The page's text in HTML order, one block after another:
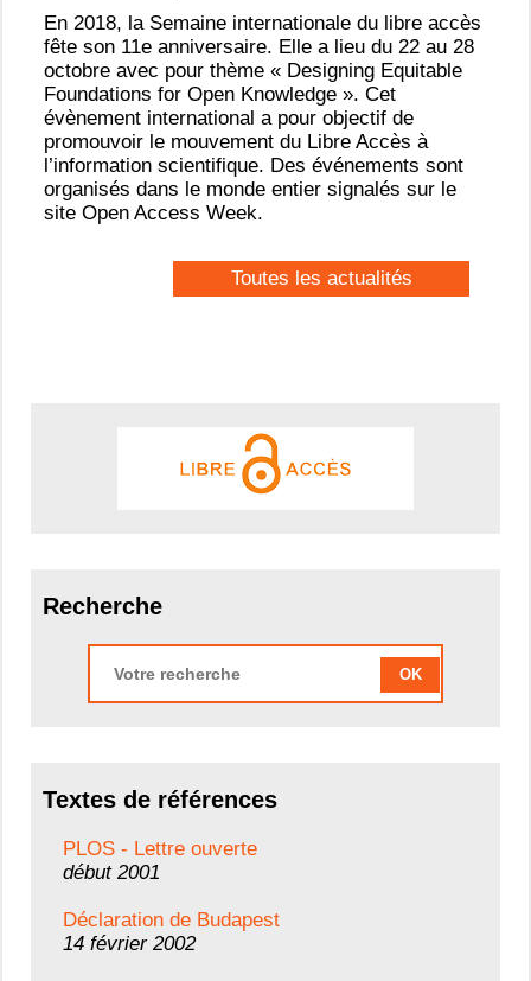
En 2018, la Semaine internationale du libre accès
fête son 11e anniversaire. Elle a lieu du 22 au 28
octobre avec pour thème « Designing Equitable
Foundations for Open Knowledge ». Cet
évènement international a pour objectif de
promouvoir le mouvement du Libre Accès à
l’information scientifique. Des événements sont
organisés dans le monde entier signalés sur le
site Open Access Week.
Toutes les actualités
Recherche
OK
Textes de références
PLOS - Lettre ouverte
début 2001
Déclaration de Budapest
14 février 2002